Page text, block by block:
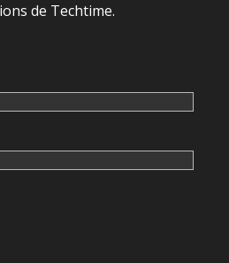
de Techtime.